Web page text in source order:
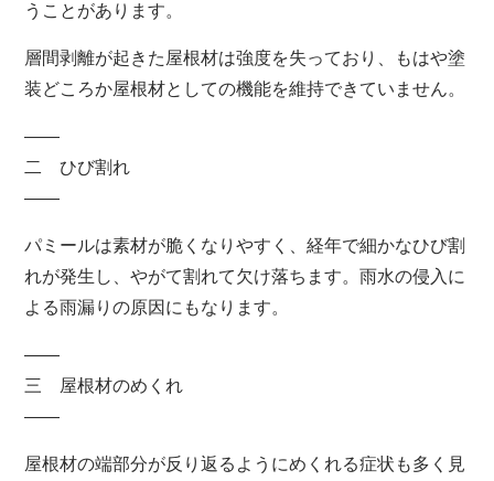
うことがあります。
層間剥離が起きた屋根材は強度を失っており、もはや塗
装どころか屋根材としての機能を維持できていません。
――
二 ひび割れ
――
パミールは素材が脆くなりやすく、経年で細かなひび割
れが発生し、やがて割れて欠け落ちます。雨水の侵入に
よる雨漏りの原因にもなります。
――
三 屋根材のめくれ
――
屋根材の端部分が反り返るようにめくれる症状も多く見